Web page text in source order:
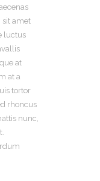
sit amet
luctus
at
at a
tortor
rhoncus
nunc,